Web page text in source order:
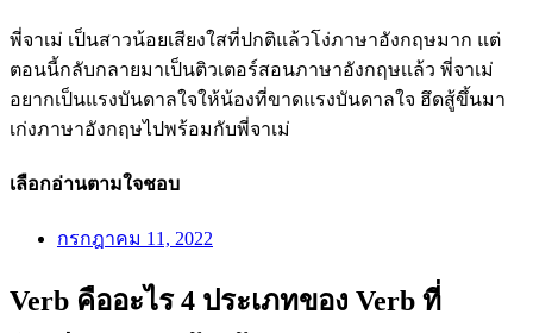
พี่จาเม่ เป็นสาวน้อยเสียงใสที่ปกติแล้วโง่ภาษาอังกฤษมาก แต่
ตอนนี้กลับกลายมาเป็นติวเตอร์สอนภาษาอังกฤษเเล้ว พี่จาเม่
อยากเป็นแรงบันดาลใจให้น้องที่ขาดแรงบันดาลใจ ฮึดสู้ขึ้นมา
เก่งภาษาอังกฤษไปพร้อมกับพี่จาเม่
เลือกอ่านตามใจชอบ
กรกฎาคม 11, 2022
Verb คืออะไร 4 ประเภทของ Verb ที่